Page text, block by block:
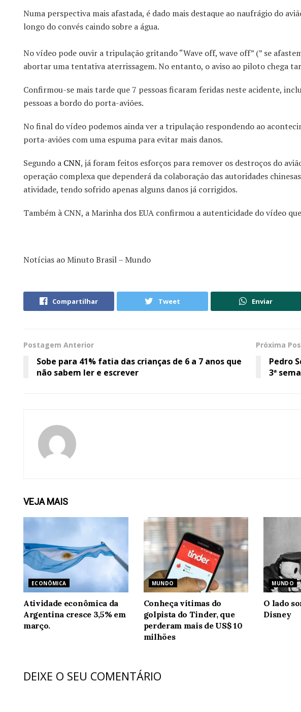
Numa perspectiva mais afastada, é dado mais destaque ao naufrágio do
longo do convés caindo sobre a água.
No vídeo pode ouvir a tripulação gritando “Wave off, wave off” (” se
abortar uma tentativa aterrissagem. No entanto, o aviso ao piloto chega
Confirmou-se mais tarde que 7 pessoas ficaram feridas neste acidente,
pessoas a bordo do porta-aviões.
No final do vídeo podemos ainda ver a tripulação respondendo ao
porta-aviões com uma espuma para evitar mais danos.
Segundo a CNN, já foram feitos esforços para remover os destroços do
operação complexa que dependerá da colaboração das autoridades
atividade, tendo sofrido apenas alguns danos já corrigidos.
Também à CNN, a Marinha dos EUA confirmou a autenticidade do vídeo
Notícias ao Minuto Brasil – Mundo
Compartilhar Tweet Enviar
Postagem Anterior
Sobe para 41% fatia das crianças de 6 a 7 anos que
não sabem ler e escrever
Próxima
Pedro
3ª
VEJAMAIS
ECONÔMICA
Atividade econômica da
Argentina cresce 3,5% em
março.
MUNDO
Conheça vítimas do
golpista do Tinder, que
perderam mais de US$ 10
milhões
MUNDO
O lado
Disney
DEIXE O SEU COMENTÁRIO